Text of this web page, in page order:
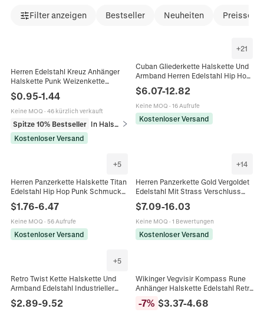
Filter anzeigen Bestseller Neuheiten
Herren Edelstahl Kreuz Anhänger
Halskette Punk Weizenkette
Schwarz Gold Stahlfarbe Religiöser
Schmuck Für Tägliche Party
$0.95-1.44
Keine MOQ · 46 kürzlich verkauft
Spitze 10% Bestseller
In Halsketten
Kostenloser Versand
+21
Cuban Gliederkette Halskette Und
Armband Herren Edelstahl Hip Hop
Mode Schmuck Poliert
$6.07-12.82
Keine MOQ · 16 Aufrufe
Kostenloser Versand
+5
Herren Panzerkette Halskette Titan
Edelstahl Hip Hop Punk Schmuck
Für Männer Jungen
$1.76-6.47
Keine MOQ · 56 Aufrufe
Kostenloser Versand
+14
Herren Panzerkette Gold Vergoldet
Edelstahl Mit Strass Verschluss
Hip Hop Punk Schmuck
$7.09-16.03
Keine MOQ · 1 Bewertungen
Kostenloser Versand
+5
Retro Twist Kette Halskette Und
Armband Edelstahl Industrieller
Punk Stil Herrenschmuck Gun
Black
$2.89-9.52
Wikinger Vegvisir Kompass Rune
Anhänger Halskette Edelstahl Retro
Distressed Herren Nordischer
Schmuck Zubehör
-7% $3.37-4.68